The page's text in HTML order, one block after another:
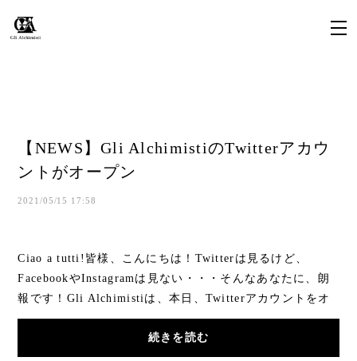
【NEWS】Gli AlchimistiのTwitterアカウ
ントがオープン
2021/05/15 17:58
Ciao a tutti!皆様、こんにちは！Twitterは見るけど、
FacebookやInstagramは見ない・・・そんなあなたに、朗
報です！Gli Alchimistiは、本日、Twitterアカウントをオ
ープンしました！https://twitter.com/GliAlch...
続きを読む